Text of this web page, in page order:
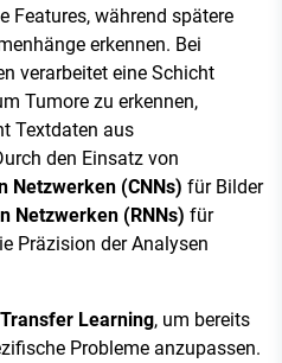
Features, während spätere
erkennen. Bei
verarbeitet eine Schicht
Tumore zu erkennen,
Textdaten aus
den Einsatz von
Netzwerken (CNNs) für Bilder
Netzwerken (RNNs) für
Präzision der Analysen
Transfer Learning, um bereits
Probleme anzupassen.